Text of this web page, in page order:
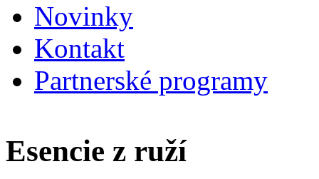
Novinky
Kontakt
Partnerské programy
Esencie z ruží